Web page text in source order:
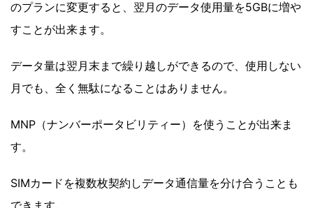
のプランに変更すると、翌月のデータ使用量を5GBに増や
すことが出来ます。
データ量は翌月末まで繰り越しができるので、使用しない
月でも、全く無駄になることはありません。
MNP（ナンバーポータビリティー）を使うことが出来ま
す。
SIMカードを複数枚契約しデータ通信量を分け合うことも